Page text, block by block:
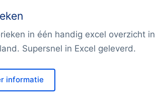
in één handig excel overzicht in
Supersnel in Excel geleverd.
informatie